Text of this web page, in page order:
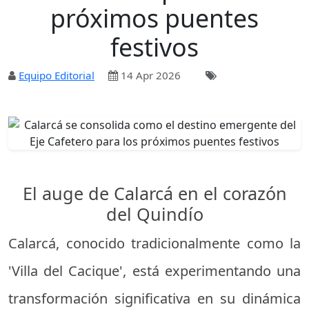
próximos puentes
festivos
Equipo Editorial 14 Apr 2026
El auge de Calarcá en el corazón
del Quindío
Calarcá, conocido tradicionalmente como la
'Villa del Cacique', está experimentando una
transformación significativa en su dinámica